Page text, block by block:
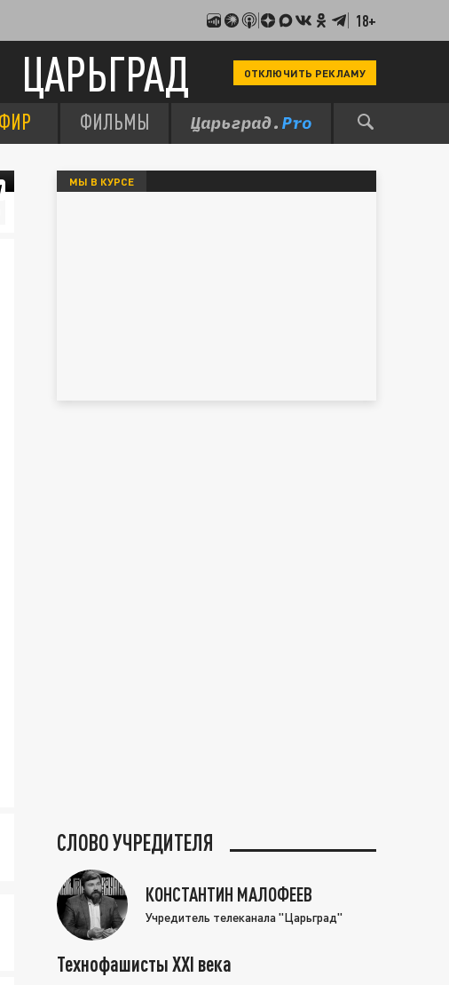
18+
ЦАРЬГРАД ОТКЛЮЧИТЬ РЕКЛАМУ
ФИЛЬМЫ
МЫ В КУРСЕ
СЛОВО УЧРЕДИТЕЛЯ
КОНСТАНТИН МАЛОФЕЕВ
Учредитель телеканала "Царьград"
Технофашисты XXI века